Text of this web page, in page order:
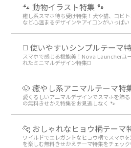
🐾 動物イラスト特集 🐾
癒し系スマホ待ち受け特集！犬や猫、コビ
など心温まるデザインやアイコンがいっぱい
◻️ 使いやすいシンプルテーマ
スマホで感じる機能美！Nova Launcherユ
れたミニマルデザイン特集◻️
🐶 癒やし系アニマルテーマ特
愛くるしいアニマルデザインでスマホを飾
の無料きせかえ特集をお見逃しなく 🐾
🐆 おしゃれなヒョウ柄テーマ
ワイルドでエレガントなヒョウ柄でスマホ
を楽しむ無料きせかえテーマ特集をチェッ